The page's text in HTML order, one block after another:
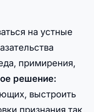
на устные
примирения,
решение:
выстроить
признания так,